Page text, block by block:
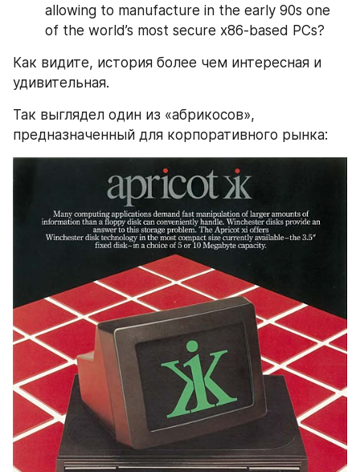
allowing to manufacture in the early 90s one
of the world’s most secure x86-based PCs?
Как видите, история более чем интересная и
удивительная.
Так выглядел один из «абрикосов»,
предназначенный для корпоративного рынка: